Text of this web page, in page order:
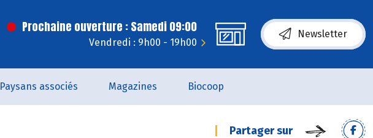
Prochaine ouverture : Samedi 09:00
Vendredi : 9h00 - 19h00
Newsletter
Paysans associés Magazines Biocoop
Partager sur